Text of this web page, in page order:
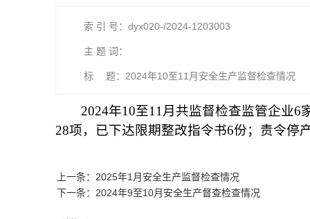
索 引 号：dyx020-/2024-1203003
主 题 词：
标 题：2024年10至11月安全生产监督检查情况
2024年10至11月共监督检查监管企业
28项，已下达限期整改指令书6份；责令停
上一条：2025年1月安全生产监督检查情况
下一条：2024年9至10月安全生产督查检查情况